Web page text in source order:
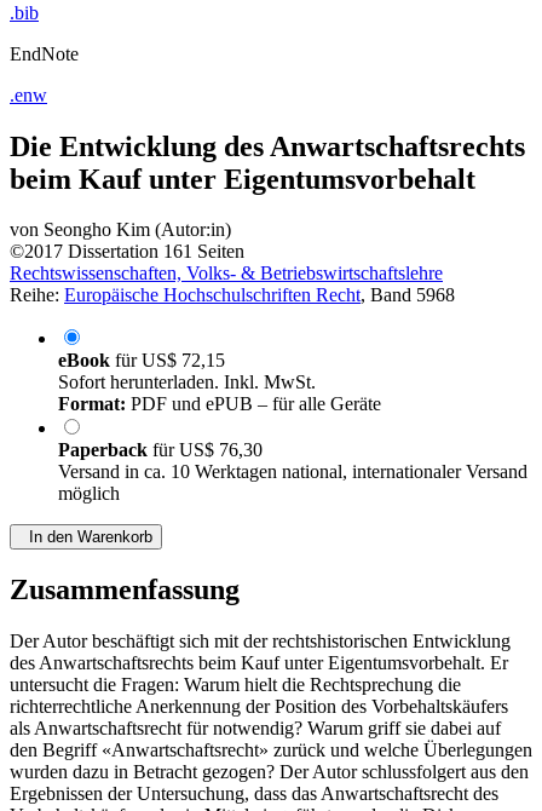
Die Entwicklung des Anwartschaftsrechts
beim Kauf unter Eigentumsvorbehalt
vonSeongho Kim (Autor:in)
©2017 Dissertation 161 Seiten
Rechtswissenschaften, Volks- & Betriebswirtschaftslehre
eBookfürUS$ 72,15
Sofort herunterladen. Inkl. MwSt.
Format:
PaperbackfürUS$ 76,30
Versand in ca. 10 Werktagen national, internationaler Versand
Zusammenfassung
Der Autor beschäftigt sich mit der rechtshistorischen Entwicklung
des Anwartschaftsrechts beim Kauf unter Eigentumsvorbehalt. Er
untersucht die Fragen: Warum hielt die Rechtsprechung die
richterrechtliche Anerkennung der Position des Vorbehaltskäufers
als Anwartschaftsrecht für notwendig? Warum griff sie dabei auf
den Begriff «Anwartschaftsrecht» zurück und welche Überlegungen
wurden dazu in Betracht gezogen? Der Autor schlussfolgert aus den